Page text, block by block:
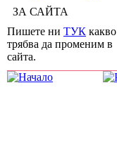
ЗА САЙТА
Пишете ни ТУК какво
трябва да променим в
сайта.